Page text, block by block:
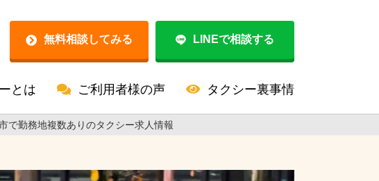
無料相談してみる LINEで相談する
とは ご利用者様の声 タクシー裏事情
で勤務地複数ありのタクシー求人情報